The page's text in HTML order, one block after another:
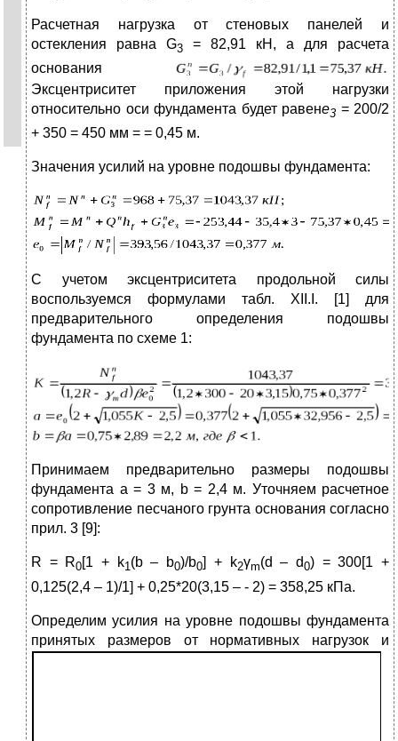
Расчетная нагрузка от стеновых панелей и
остекления равна G3 = 82,91 кН, а для расчета
основания
Эксцентриситет приложения этой нагрузки
относительно оси фундамента будет равенe3 = 200/2
+ 350 = 450 мм = = 0,45 м.
Значения усилий на уровне подошвы фундамента:
С учетом эксцентриситета продольной силы
воспользуемся формулами табл. XII.I. [1] для
предварительного определения подошвы
фундамента по схеме 1:
Принимаем предварительно размеры подошвы
фундамента a = 3 м, b = 2,4 м. Уточняем расчетное
сопротивление песчаного грунта основания согласно
прил. 3 [9]:
R = R0 [1 + k1(b – b0)/b0 ] + k2γm(d – d0) = 300[1 +
0,125(2,4 – 1)/1] + 0,25*20(3,15 – - 2) = 358,25 кПа.
Определим усилия на уровне подошвы фундамента
принятых размеров от нормативных нагрузок и